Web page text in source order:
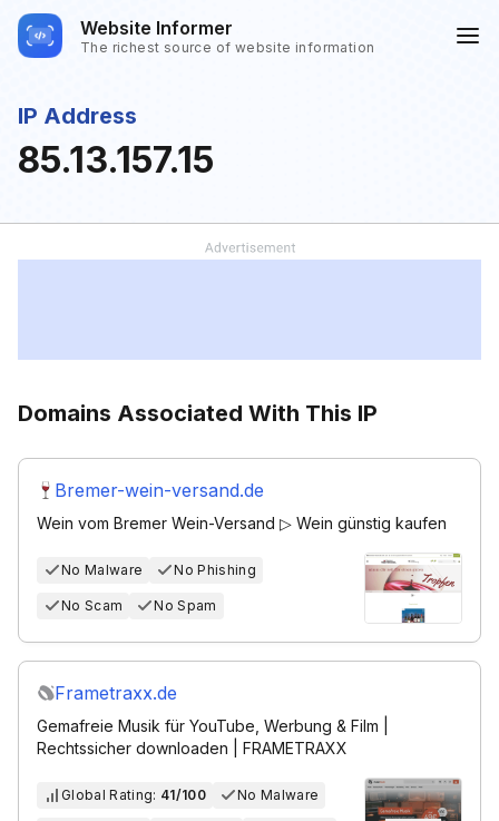
Website Informer
The richest source of website information
IP Address
85.13.157.15
Domains Associated With This IP
Bremer-wein-versand.de
Wein vom Bremer Wein-Versand ▷ Wein günstig kaufen
No Malware No Phishing
No Scam No Spam
Frametraxx.de
Gemafreie Musik für YouTube, Werbung & Film |
Rechtssicher downloaden | FRAMETRAXX
Global Rating: 41/100 No Malware